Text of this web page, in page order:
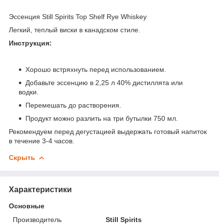
Эссенция Still Spirits Top Shelf Rye Whiskey
Легкий, теплый виски в канадском стиле.
Инструкция:
Хорошо встряхнуть перед использованием.
Добавьте эссенцию в 2,25 л 40% дистиллята или
водки.
Перемешать до растворения.
Продукт можно разлить на три бутылки 750 мл.
Рекомендуем перед дегустацией выдержать готовый напиток
в течение 3-4 часов.
Скрыть
Характеристики
Основные
Производитель
Still Spirits